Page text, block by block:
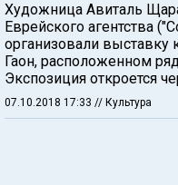
Художница Авиталь
Еврейского агентства
организовали выставку
Гаон, расположенном
Экспозиция откроется
07.10.2018 17:33 // Культура